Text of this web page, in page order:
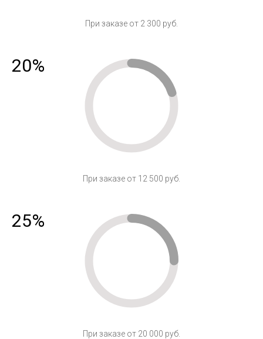
При заказе от 2 300 руб.
20%
При заказе от 12 500 руб.
25%
При заказе от 20 000 руб.